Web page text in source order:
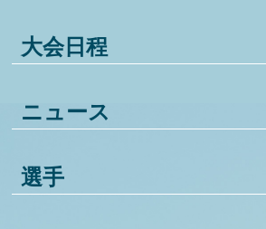
大会日程
ニュース
選手